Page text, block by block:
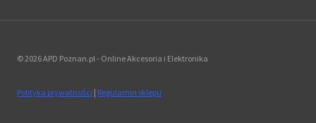
© 2026 APD Poznan.pl - Online Akcesoria i Elektronika
Polityka prywatności | Regulamin sklepu